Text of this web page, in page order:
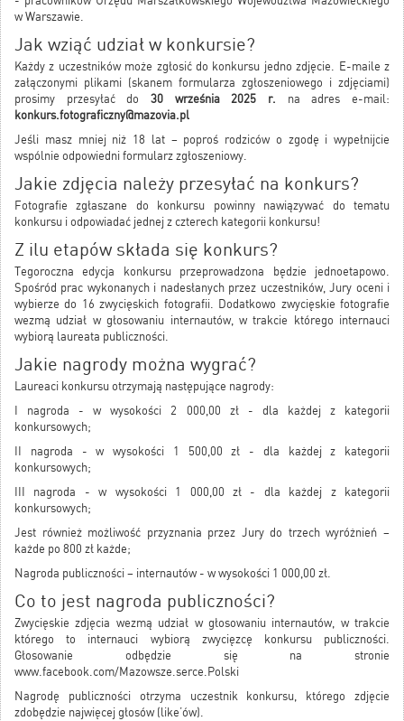
w Warszawie.
Jak wziąć udział w konkursie?
Każdy z uczestników może zgłosić do konkursu jedno zdjęcie. E-maile z
załączonymi plikami (skanem formularza zgłoszeniowego i zdjęciami)
prosimy przesyłać do 30 września 2025 r. na adres e-mail:
konkurs.fotograficzny@mazovia.pl
Jeśli masz mniej niż 18 lat – poproś rodziców o zgodę i wypełnijcie
wspólnie odpowiedni formularz zgłoszeniowy.
Jakie zdjęcia należy przesyłać na konkurs?
Fotografie zgłaszane do konkursu powinny nawiązywać do tematu
konkursu i odpowiadać jednej z czterech kategorii konkursu!
Z ilu etapów składa się konkurs?
Tegoroczna edycja konkursu przeprowadzona będzie jednoetapowo.
Spośród prac wykonanych i nadesłanych przez uczestników, Jury oceni i
wybierze do 16 zwycięskich fotografii. Dodatkowo zwycięskie fotografie
wezmą udział w głosowaniu internautów, w trakcie którego internauci
wybiorą laureata publiczności.
Jakie nagrody można wygrać?
Laureaci konkursu otrzymają następujące nagrody:
I nagroda - w wysokości 2 000,00 zł - dla każdej z kategorii
konkursowych;
II nagroda - w wysokości 1 500,00 zł - dla każdej z kategorii
konkursowych;
III nagroda - w wysokości 1 000,00 zł - dla każdej z kategorii
konkursowych;
Jest również możliwość przyznania przez Jury do trzech wyróżnień –
każde po 800 zł każde;
Nagroda publiczności – internautów - w wysokości 1 000,00 zł.
Co to jest nagroda publiczności?
Zwycięskie zdjęcia wezmą udział w głosowaniu internautów, w trakcie
którego to internauci wybiorą zwycięzcę konkursu publiczności.
Głosowanie odbędzie się na stronie
www.facebook.com/Mazowsze.serce.Polski
Nagrodę publiczności otrzyma uczestnik konkursu, którego zdjęcie
zdobędzie najwięcej głosów (like’ów).